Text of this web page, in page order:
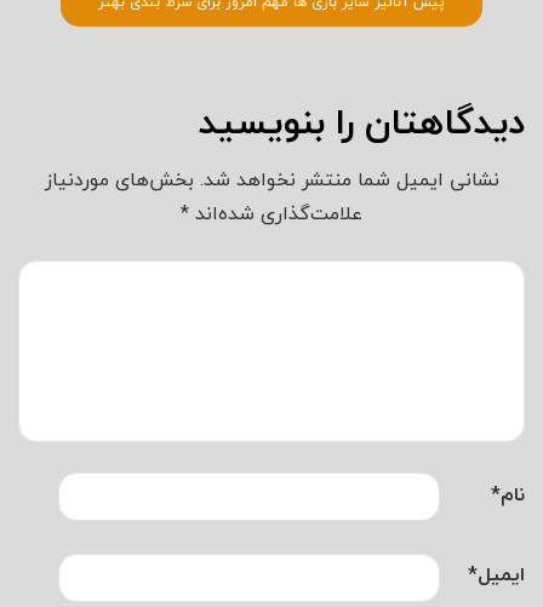
دیدگاهتان را بنویسید
نشانی ایمیل شما منتشر نخواهد شد. بخش‌های موردنیاز
علامت‌گذاری شده‌اند*
نام*
ایمیل*